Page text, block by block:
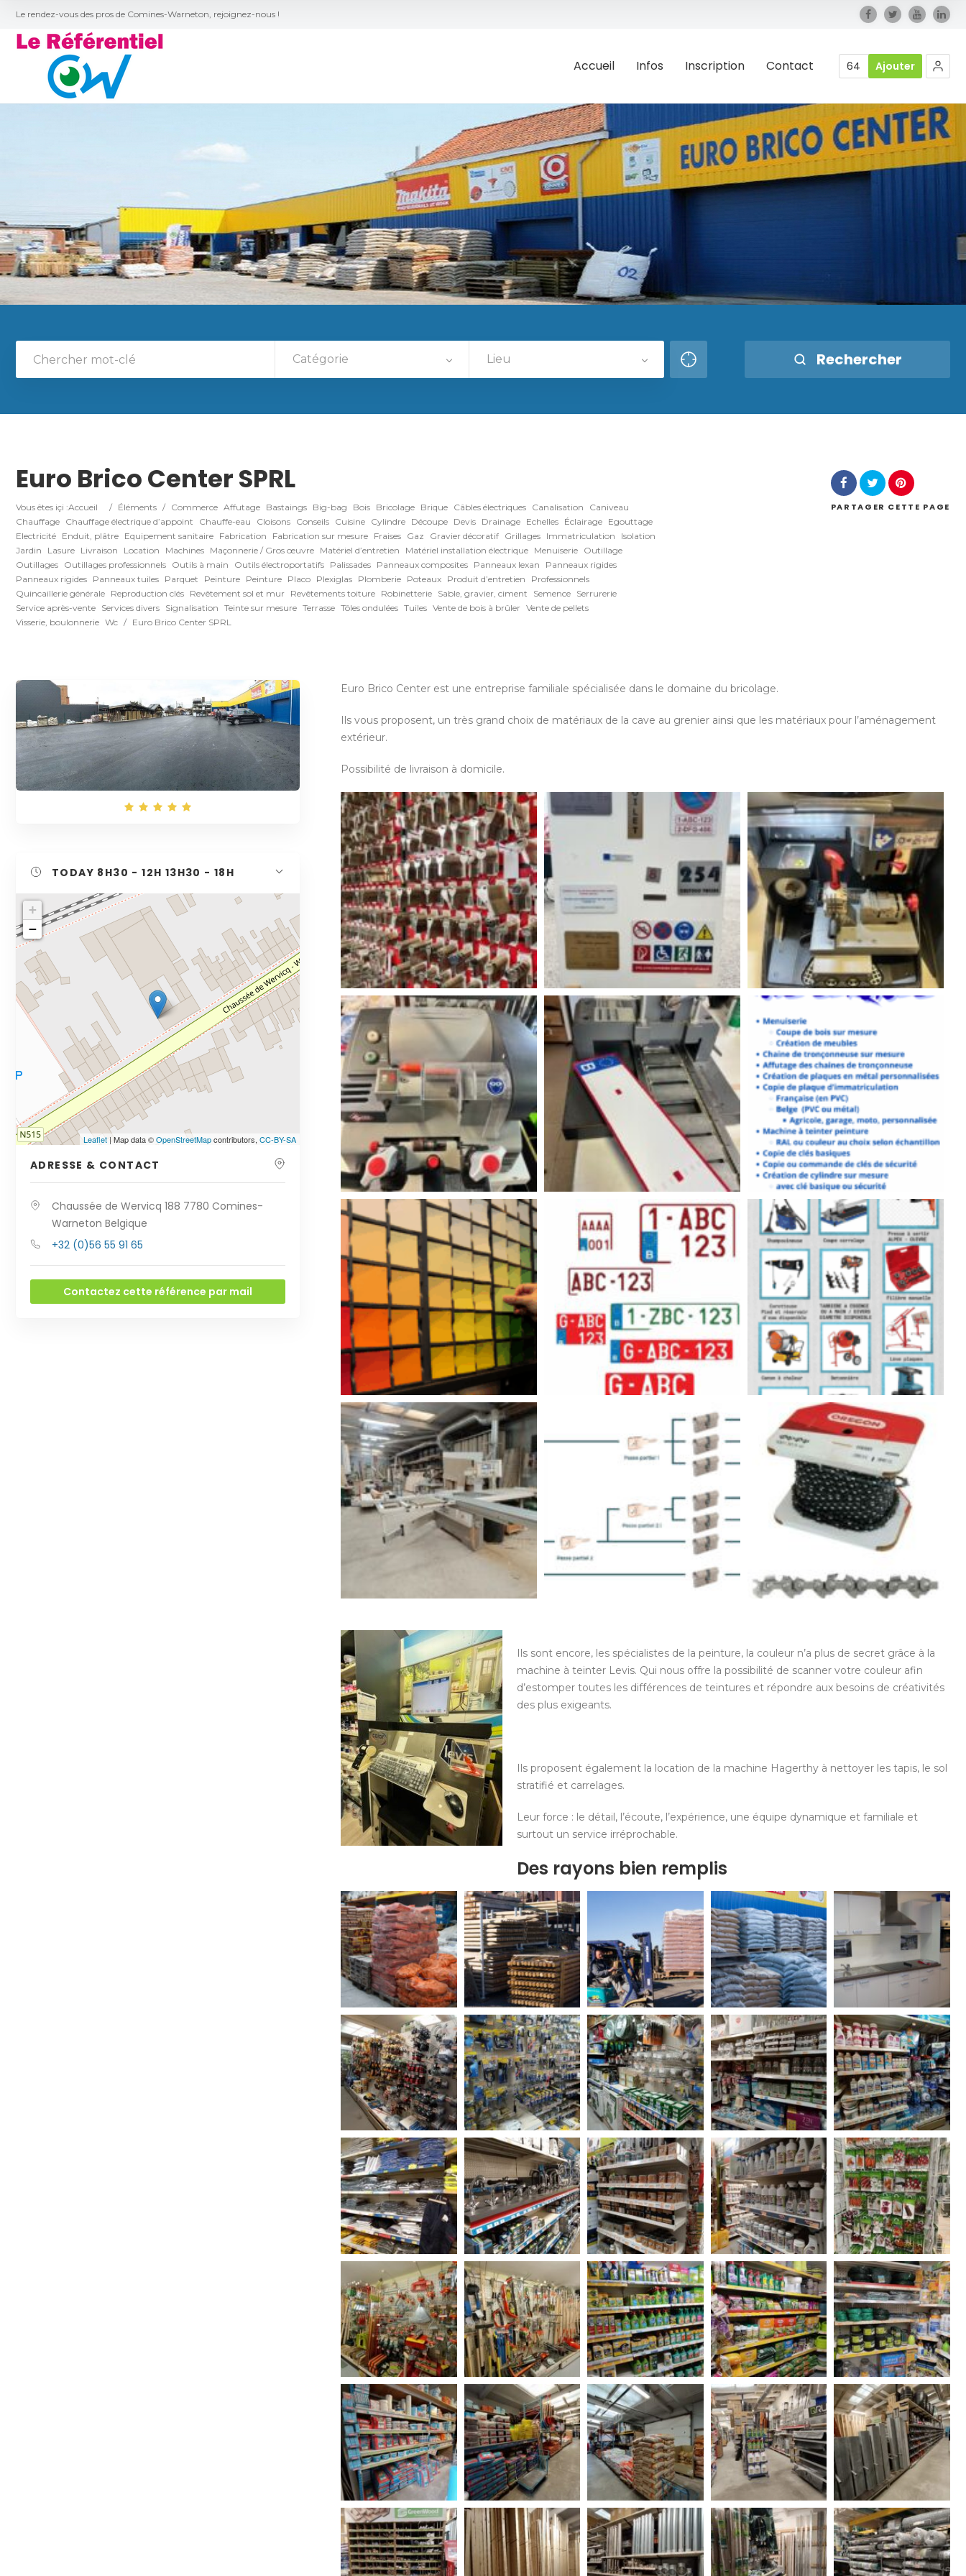
Le rendez-vous des pros de Comines-Warneton, rejoignez-nous !
Accueil Infos Inscription Contact 64 Ajouter
Catégorie Lieu Rechercher
Euro Brico Center SPRL
Vous êtes içi :Accueil / Éléments / Commerce Affutage Bastaings Big-bag Bois Bricolage Brique Câbles électriques Canalisation
Caniveau
Chauffage Chauffage électrique d’appoint Chauffe-eau Cloisons Conseils Cuisine Cylindre Découpe Devis Drainage Echelles Éclairage Egouttage
Electricité Enduit, plâtre Equipement sanitaire Fabrication Fabrication sur mesure Fraises Gaz Gravier décoratif Grillages Immatriculation
Isolation
Jardin
Lasure Livraison Location Machines Maçonnerie / Gros œuvre Matériel d’entretien Matériel installation électrique Menuiserie Outillage
Outillages Outillages professionnels Outils à main Outils électroportatifs Palissades Panneaux composites Panneaux lexan
Panneaux rigides
Panneaux rigides Panneaux tuiles Parquet Peinture Peinture Placo Plexiglas Plomberie Poteaux Produit d’entretien
Professionnels
Quincaillerie générale Reproduction clés Revêtement sol et mur Revêtements toiture Robinetterie Sable, gravier, ciment Semence Serrurerie
Service après-vente Services divers Signalisation Teinte sur mesure Terrasse Tôles ondulées Tuiles Vente de bois à brûler Vente de pellets
Visserie, boulonnerie Wc / Euro Brico Center SPRL
PARTAGER CETTE PAGE
TODAY 8H30 - 12H 13H30 - 18H
Cliquez sur le bouton pour afficher la carte.
Voir la carte
+
−
Leaflet | Map data ©OpenStreetMapcontributors,CC-BY-SA
ADRESSE & CONTACT
Chaussée de Wervicq 188 7780 Comines-
Warneton Belgique
+32 (0)56 55 91 65
Contactez cette référence par mail
Euro Brico Center est une entreprise familiale spécialisée dans le domaine du bricolage.
Ils vous proposent, un très grand choix de matériaux de la cave au grenier ainsi que les matériaux pour l’aménagement
extérieur.
Possibilité de livraison à domicile.
Ils sont encore, les spécialistes de la peinture, la couleur n’a plus de secret grâce à la
machine à teinter Levis. Qui nous offre la possibilité de scanner votre couleur afin
d’estomper toutes les différences de teintures et répondre aux besoins de créativités
des plus exigeants.
Ils proposent également la location de la machine Hagerthy à nettoyer les tapis, le sol
stratifié et carrelages.
Leur force : le détail, l’écoute, l’expérience, une équipe dynamique et familiale et
surtout un service irréprochable.
Des rayons bien remplis